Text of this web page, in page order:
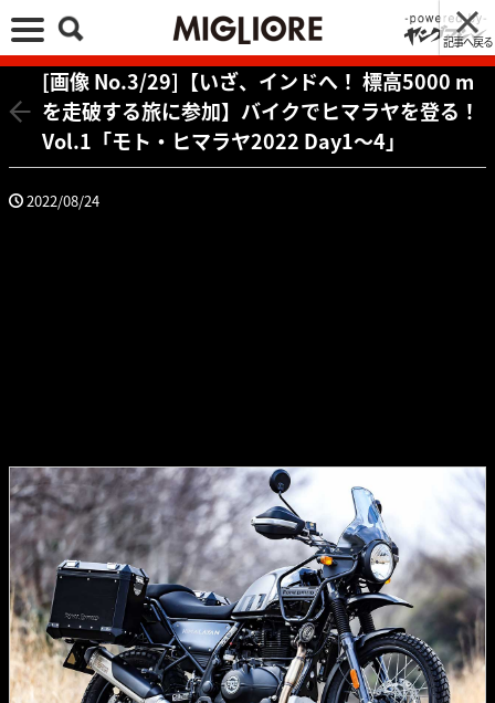
記事へ戻る
[画像 No.3/29]【いざ、インドへ！ 標高5000 m
を走破する旅に参加】バイクでヒマラヤを登る！
Vol.1「モト・ヒマラヤ2022 Day1〜4」
2022/08/24